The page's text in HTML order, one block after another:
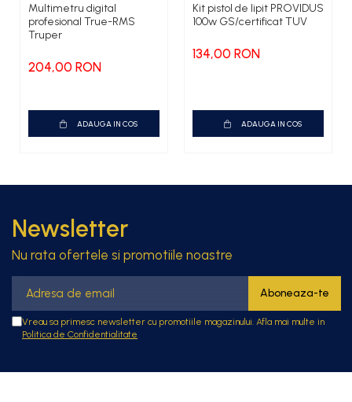
Multimetru digital
profesional True-RMS
Truper
204,00 RON
ADAUGA IN COS
Kit pistol de lipit PROVIDUS
100w GS/certificat TUV
134,00 RON
ADAUGA IN COS
Newsletter
Nu rata ofertele si promotiile noastre
Vreau sa primesc newsletter cu promotiile magazinului. Afla mai multe in
Politica de Confidentialitate